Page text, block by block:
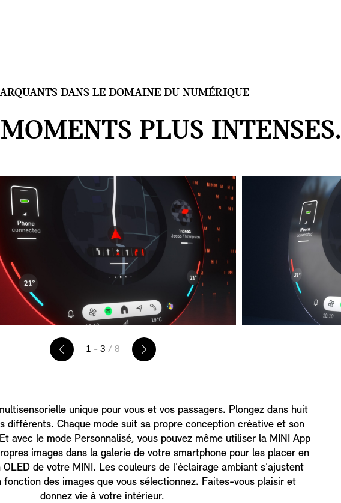
DANS LE DOMAINE DU NUMÉRIQUE
PLUS INTENSES.
1 - 3 / 8
unique pour vous et vos passagers. Plongez dans huit
différents. Chaque mode suit sa propre conception créative et son
avec le mode Personnalisé, vous pouvez même utiliser la MINI App
images dans la galerie de votre smartphone pour les placer en
de votre MINI. Les couleurs de l'éclairage ambiant s'ajustent
fonction des images que vous sélectionnez. Faites-vous plaisir et
donnez vie à votre intérieur.